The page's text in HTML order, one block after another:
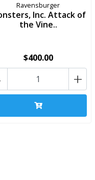
Ravensburger
Inc. Attack of
the Vine..
$400.00
+